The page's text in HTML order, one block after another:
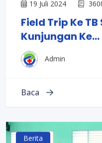
19 Juli 2024
Field Trip Ke
Kunjungan Ke...
Admin
Baca
Berita